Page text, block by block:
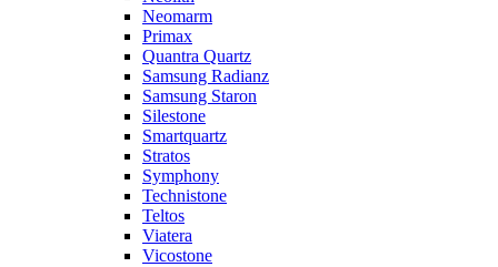
Neomarm
Primax
Quantra Quartz
Samsung Radianz
Samsung Staron
Silestone
Smartquartz
Stratos
Symphony
Technistone
Teltos
Viatera
Vicostone